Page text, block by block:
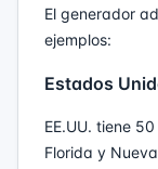
El generador
ejemplos:
Estados
EE.UU. tiene
Florida y